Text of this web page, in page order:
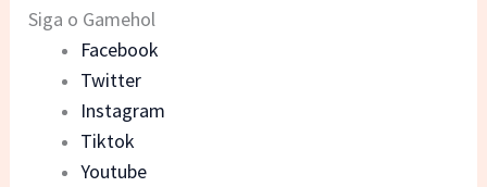
Siga o Gamehol
Facebook
Twitter
Instagram
Tiktok
Youtube